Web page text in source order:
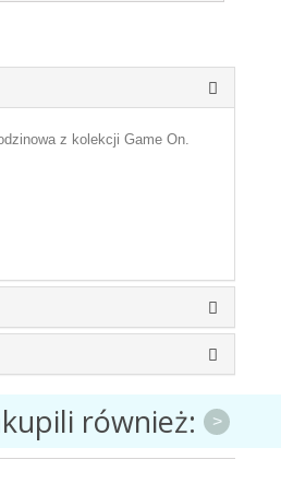
z kolekcji Game On.
również: >